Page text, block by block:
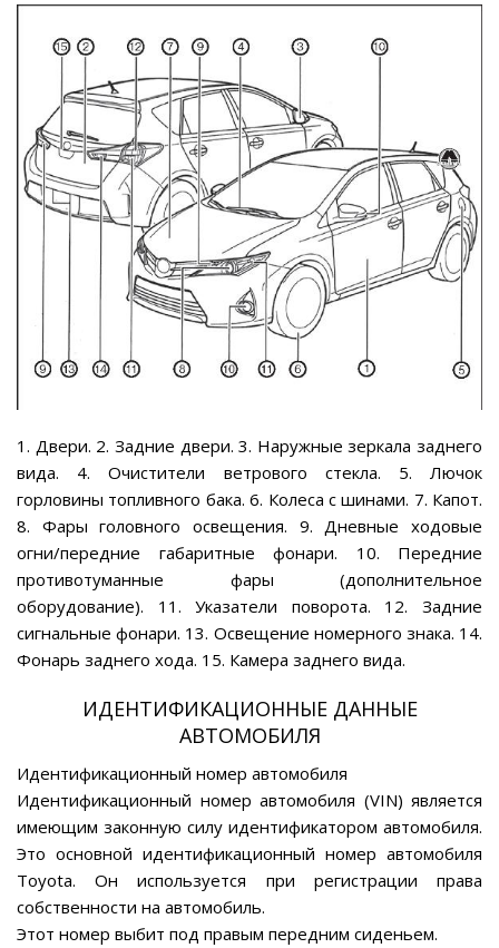
1. Двери. 2. Задние двери. 3. Наружные зеркала заднего
вида. 4. Очистители ветрового стекла. 5. Лючок
горловины топливного бака. 6. Колеса с шинами. 7. Капот.
8. Фары головного освещения. 9. Дневные ходовые
огни/передние габаритные фонари. 10. Передние
противотуманные фары (дополнительное
оборудование). 11. Указатели поворота. 12. Задние
сигнальные фонари. 13. Освещение номерного знака. 14.
Фонарь заднего хода. 15. Камера заднего вида.
ИДЕНТИФИКАЦИОННЫЕ ДАННЫЕ
АВТОМОБИЛЯ
Идентификационный номер автомобиля
Идентификационный номер автомобиля (VIN) является
имеющим законную силу идентификатором автомобиля.
Это основной идентификационный номер автомобиля
Toyota. Он используется при регистрации права
собственности на автомобиль.
Этот номер выбит под правым передним сиденьем.